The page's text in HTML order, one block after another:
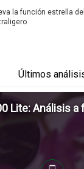
la función estrella
Últimos
Lite: Análisis